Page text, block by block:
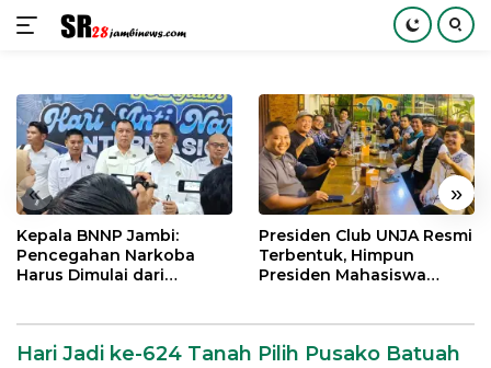
konten
« »
Kepala BNNP Jambi:
Pencegahan Narkoba
Harus Dimulai dari
Presiden Club UNJA Resmi
Terbentuk, Himpun
Presiden Mahasiswa
Hari Jadi ke-624 Tanah Pilih Pusako Batuah